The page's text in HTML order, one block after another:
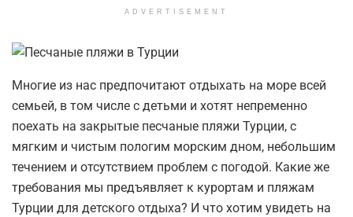
ADVERTISEMENT
Многие из нас предпочитают отдыхать на море всей
семьей, в том числе с детьми и хотят непременно
поехать на закрытые песчаные пляжи Турции, с
мягким и чистым пологим морским дном, небольшим
течением и отсутствием проблем с погодой. Какие же
требования мы предъявляет к курортам и пляжам
Турции для детского отдыха? И что хотим увидеть на